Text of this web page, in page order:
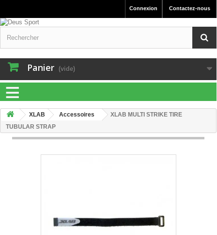
Contactez-nous
Connexion
Panier (vide)
≡
XLAB Accessoires
XLAB MULTI STRIKE TIRE
TUBULAR STRAP